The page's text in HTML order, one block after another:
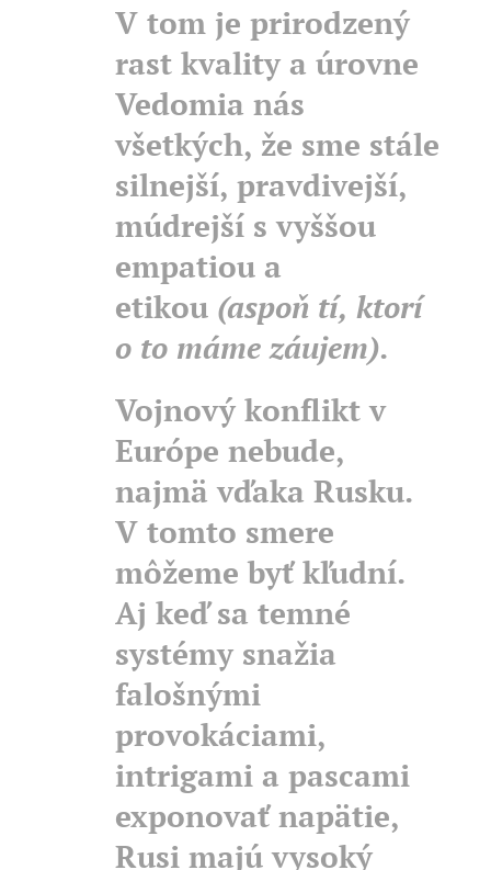
V tom je prirodzený
rast kvality a úrovne
Vedomia nás
všetkých, že sme stále
silnejší, pravdivejší,
múdrejší s vyššou
empatiou a
etikou (aspoň tí, ktorí
o to máme záujem).
Vojnový konflikt v
Európe nebude,
najmä vďaka Rusku.
V tomto smere
môžeme byť kľudní.
Aj keď sa temné
systémy snažia
falošnými
provokáciami,
intrigami a pascami
exponovať napätie,
Rusi majú vysoký